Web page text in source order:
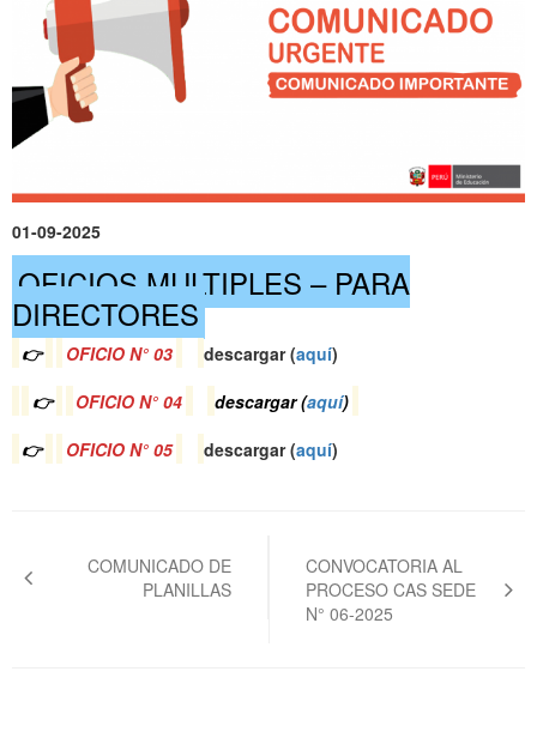
01-09-2025
OFICIOS MULTIPLES – PARA
DIRECTORES
👉 OFICIO N° 03 descargar (aquí)
👉
OFICIO N° 04 descargar (aquí)
👉
OFICIO N° 05 descargar (aquí)
de
entradas
COMUNICADO DE
PLANILLAS
CONVOCATORIA AL
PROCESO CAS SEDE
N° 06-2025